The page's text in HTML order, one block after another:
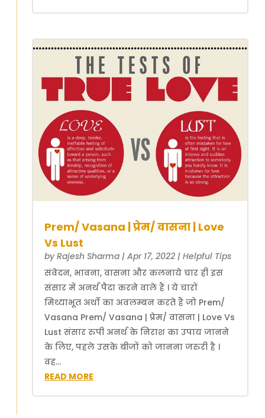
Prem/ Vasana | प्रेम/ वासना | Love
Vs Lust
byRajesh Sharma |Apr 17, 2022 |Helpful Tips
संवेदन, भावना, वासना और कलनाये चार ही इस
संसार में अनर्थ पैदा करने वाले हैं । ये चारों
मिथ्याभूत अर्थो का अवलम्बन करते हैं जो Prem/
Vasana Prem/ Vasana | प्रेम/ वासना | Love Vs
Lust संसार रुपी अनर्थ के निराश का उपाय जानने
के लिए, पहले उसके बीजों को जानना जरुरी है ।
वह...
READ MORE